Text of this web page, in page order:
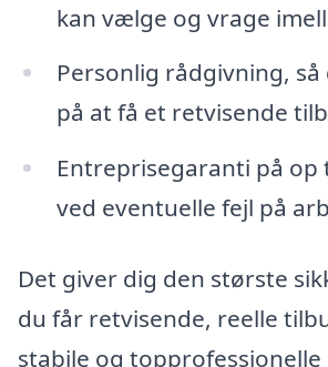
kan vælge og vrage
Personlig rådgivning,
på at få et retvisende
Entreprisegaranti på op
ved eventuelle fejl på
Det giver dig den største
du får retvisende, reelle
stabile og topprofessionelle